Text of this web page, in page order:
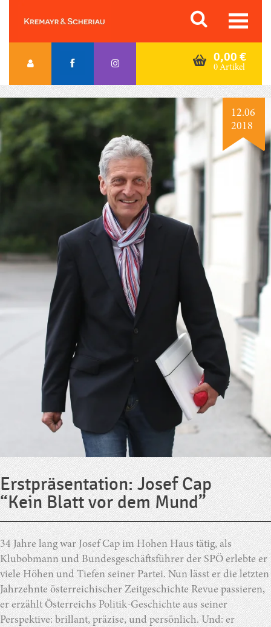
content
Orac K&S
0,00 €
0 Artikel
12.06
2018
Erstpräsentation: Josef Cap
“Kein Blatt vor dem Mund”
34 Jahre lang war Josef Cap im Hohen Haus tätig, als
Klubobmann und Bundesgeschäftsführer der SPÖ erlebte er
viele Höhen und Tiefen seiner Partei. Nun lässt er die letzten
Jahrzehnte österreichischer Zeitgeschichte Revue passieren,
er erzählt Österreichs Politik-Geschichte aus seiner
Perspektive: brillant, präzise, und persönlich. Und: er